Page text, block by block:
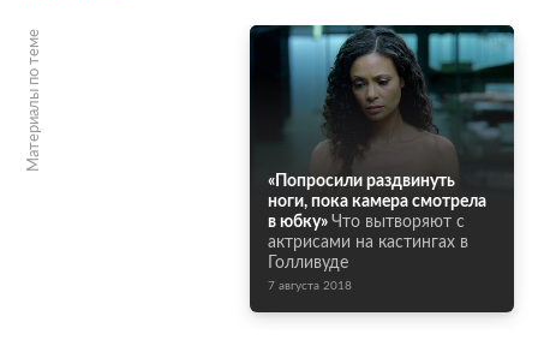
Материалы по теме
«Попросили раздвинуть
ноги, пока камера смотрела
в юбку» Что вытворяют с
актрисами на кастингах в
Голливуде
7 августа 2018